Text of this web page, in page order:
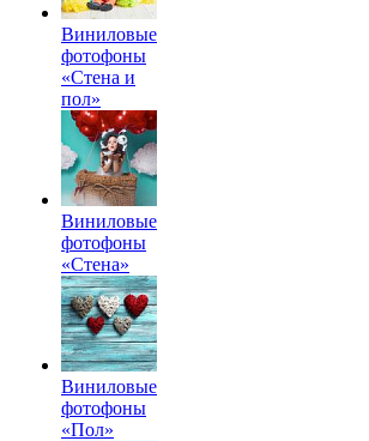
Виниловые
фотофоны
«Стена и
пол»
Виниловые
фотофоны
«Стена»
Виниловые
фотофоны
«Пол»